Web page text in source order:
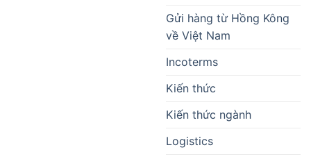
Gửi hàng từ Hồng Kông
về Việt Nam
Incoterms
Kiến thức
Kiến thức ngành
Logistics